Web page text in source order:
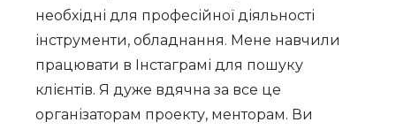
необхідні для професійної діяльності
інструменти, обладнання. Мене навчили
працювати в Інстаграмі для пошуку
клієнтів. Я дуже вдячна за все це
організаторам проекту, менторам. Ви